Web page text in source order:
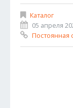
Каталог
05 апреля
Постоянная